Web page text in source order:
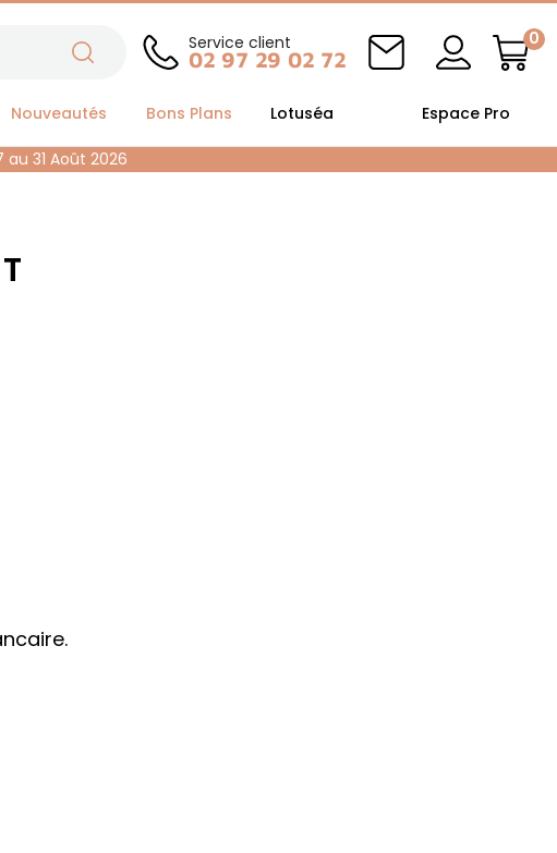
Service client
02 97 29 02 72
0
Nouveautés Bons Plans Lotuséa Espace Pro
31 Août 2026